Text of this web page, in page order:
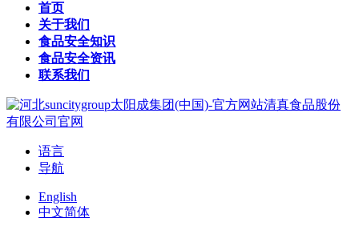
首页
关于我们
食品安全知识
食品安全资讯
联系我们
语言
导航
English
中文简体